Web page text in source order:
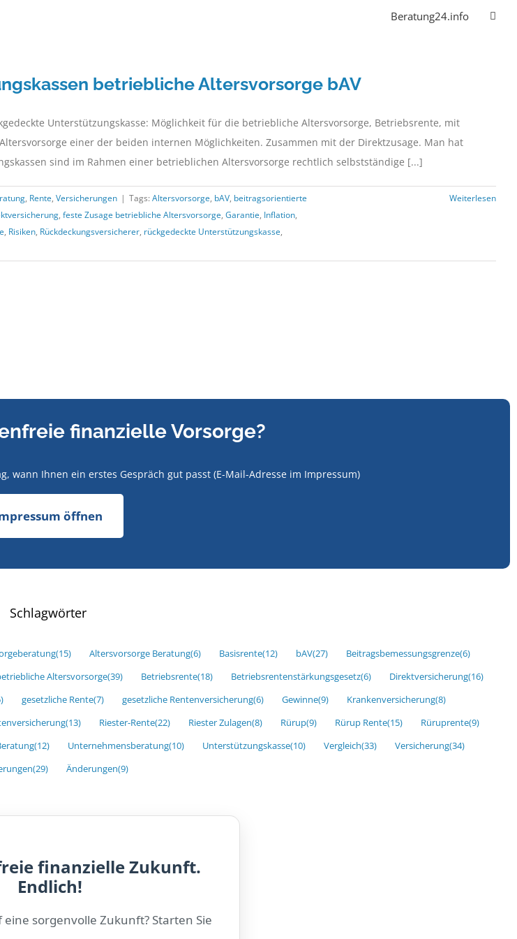
Beratung24.info
betriebliche Altersvorsorge bAV
Unterstützungskasse: Möglichkeit für die betriebliche Altersvorsorge, Betriebsrente, mit
einer der beiden internen Möglichkeiten. Zusammen mit der Direktzusage. Man hat
sind im Rahmen einer betrieblichen Altersvorsorge rechtlich selbstständige [...]
, Rente, Versicherungen | Tags: Altersvorsorge, bAV, beitragsorientierte
, feste Zusage betriebliche Altersvorsorge, Garantie, Inflation,
, Risiken, Rückdeckungsversicherer, rückgedeckte Unterstützungskasse,
Weiterlesen
finanzielle Vorsorge?
wann Ihnen ein erstes Gespräch gut passt (E-Mail-Adresse im Impressum)
öffnen
Schlagwörter
(15) Altersvorsorge Beratung(6) Basisrente(12) bAV(27) Beitragsbemessungsgrenze(6)
Altersvorsorge(39) Betriebsrente(18) Betriebsrentenstärkungsgesetz(6) Direktversicherung(16)
gesetzliche Rente(7) gesetzliche Rentenversicherung(6) Gewinne(9) Krankenversicherung(8)
(13) Riester-Rente(22) Riester Zulagen(8) Rürup(9) Rürup Rente(15) Rüruprente(9)
(12) Unternehmensberatung(10) Unterstützungskasse(10) Vergleich(33) Versicherung(34)
(29) Änderungen(9)
finanzielle Zukunft.
Endlich!
sorgenvolle Zukunft? Starten Sie